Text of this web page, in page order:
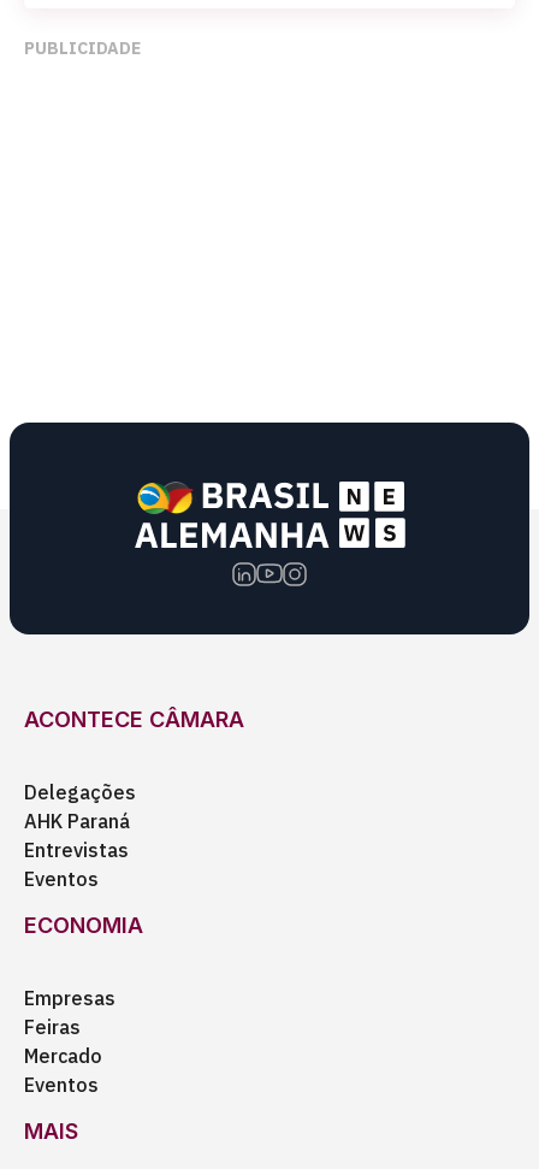
PUBLICIDADE
ACONTECE CÂMARA
Delegações
AHK Paraná
Entrevistas
Eventos
ECONOMIA
Empresas
Feiras
Mercado
Eventos
MAIS